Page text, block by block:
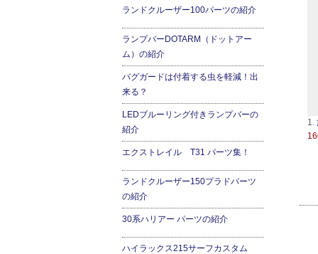
1.
ランドクルーザー100パーツの紹介
ランプバーDOTARM（ドットアー
ム）の紹介
バグガードは付着する虫を軽減！出
来る？
LEDブルーリング付きランプバーの
紹介
エクストレイル T31 パーツ集！
ランドクルーザー150プラドパーツ
の紹介
30系ハリアー パーツの紹介
ハイラックス215サーフカスタム